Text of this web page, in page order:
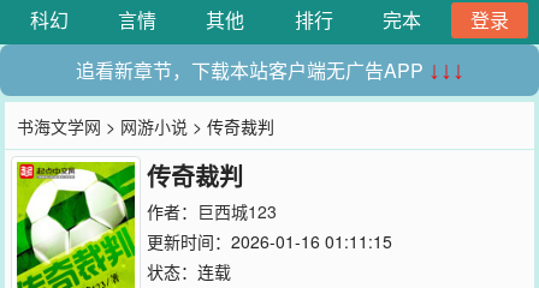
科幻
言情 其他 排行 完本
登录
追看新章节，下载本站客户端无广告APP ↓↓↓
书海文学网 > 网游小说 > 传奇裁判
传奇裁判
作者： 巨西城123
更新时间：2026-01-16 01:11:15
状态：连载